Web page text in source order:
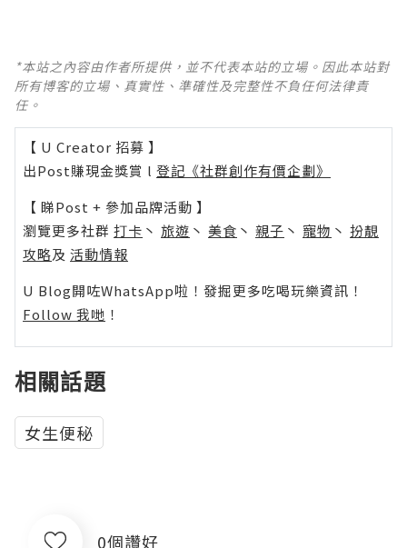
*本站之內容由作者所提供，並不代表本站的立場。因此本站對
所有博客的立場、真實性、準確性及完整性不負任何法律責
任。
【 U Creator 招募 】
出Post賺現金獎賞 l 登記《社群創作有價企劃》
【 睇Post + 參加品牌活動 】
瀏覽更多社群 打卡 丶 旅遊 丶 美食 丶 親子 丶 寵物 丶 扮靚
攻略及 活動情報
U Blog開咗WhatsApp啦！發掘更多吃喝玩樂資訊！
Follow 我哋 ！
相關話題
女生便秘
0個讚好